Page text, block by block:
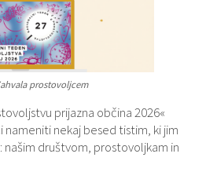
prostovoljcem
prijazna občina 2026«
nekaj besed tistim, ki jim
našim društvom, prostovoljkam in